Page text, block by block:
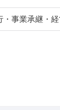
事業承継・